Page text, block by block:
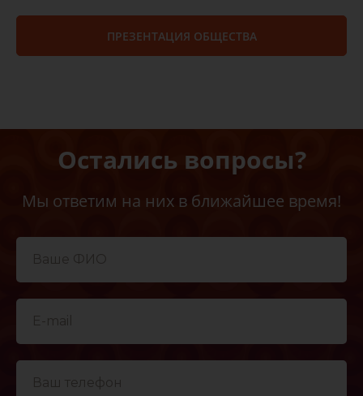
ПРЕЗЕНТАЦИЯ ОБЩЕСТВА
Остались вопросы?
Мы ответим на них в ближайшее время!